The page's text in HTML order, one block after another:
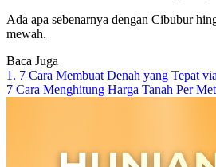
Ada apa sebenarnya dengan Cibubur
mewah.
Baca Juga
1. 7 Cara Membuat Denah yang Tepat
7 Cara Menghitung Harga Tanah Per